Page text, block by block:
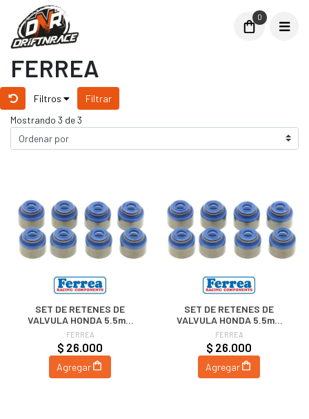
0
FERREA
Filtros
Filtrar
Mostrando 3 de 3
SET DE RETENES DE
VALVULA HONDA 5.5mm
VTEC (ESCAPE) | FERREA
FERREA
$ 26.000
Agregar
SET DE RETENES DE
VALVULA HONDA 5.5mm
VTEC (ADMISION) | FERREA
FERREA
$ 26.000
Agregar